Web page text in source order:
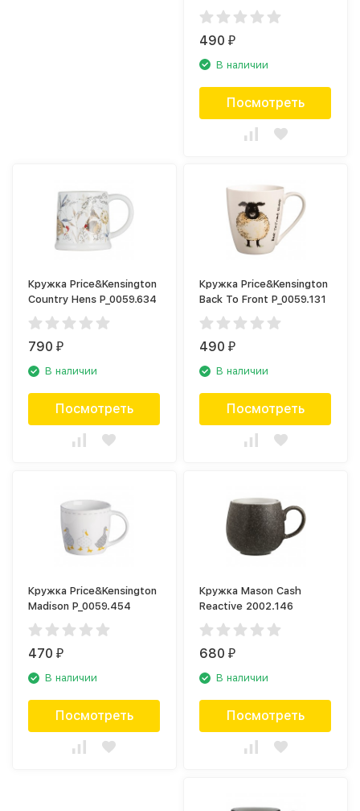
P_0059.614MC
490₽
В наличии
Посмотреть
Кружка Price&Kensington
Country Hens P_0059.634
790₽
В наличии
Посмотреть
Кружка Price&Kensington
Back To Front P_0059.131
490₽
В наличии
Посмотреть
Кружка Price&Kensington
Madison P_0059.454
470₽
В наличии
Посмотреть
Кружка Mason Cash
Reactive 2002.146
680₽
В наличии
Посмотреть